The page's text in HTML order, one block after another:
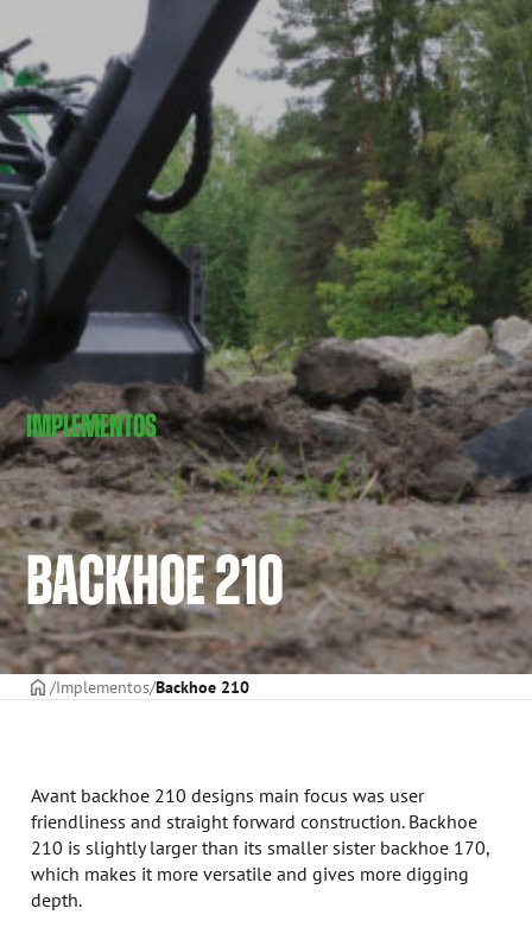
IMPLEMENTOS
BACKHOE 210
CAPAImplementos Backhoe 210
Avant backhoe 210 designs main focus was user
friendliness and straight forward construction. Backhoe
210 is slightly larger than its smaller sister backhoe 170,
which makes it more versatile and gives more digging
depth.